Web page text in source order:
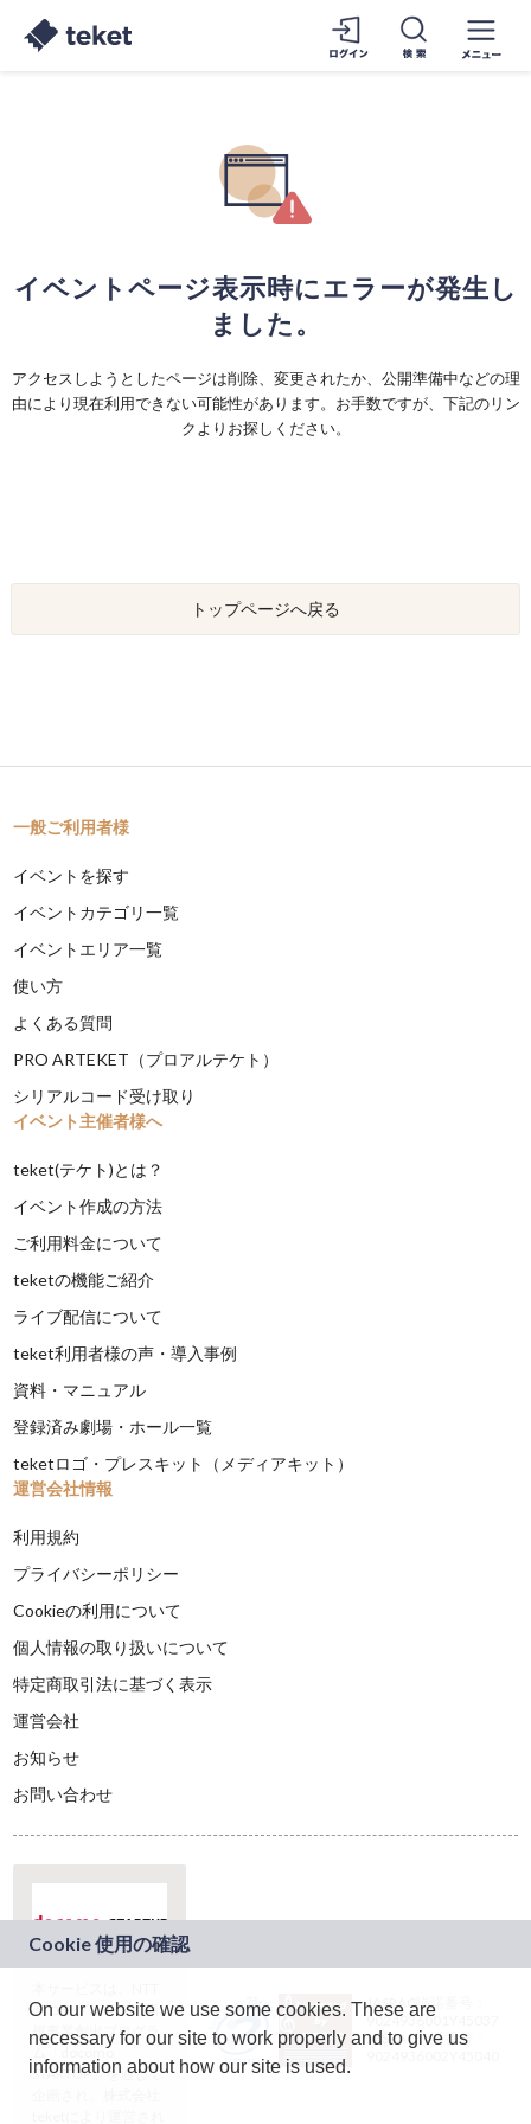
イベントページ表示時にエラーが発生し
ました。
アクセスしようとしたページは削除、変更されたか、公開準備中などの理
由により現在利用できない可能性があります。お手数ですが、下記のリン
クよりお探しください。
トップページへ戻る
一般ご利用者様
イベントを探す
イベントカテゴリ一覧
イベントエリア一覧
使い方
よくある質問
PRO ARTEKET（プロアルテケト）
シリアルコード受け取り
イベント主催者様へ
teket(テケト)とは？
イベント作成の方法
ご利用料金について
teketの機能ご紹介
ライブ配信について
teket利用者様の声・導入事例
資料・マニュアル
登録済み劇場・ホール一覧
teketロゴ・プレスキット（メディアキット）
運営会社情報
利用規約
プライバシーポリシー
Cookieの利用について
個人情報の取り扱いについて
特定商取引法に基づく表示
運営会社
お知らせ
お問い合わせ
ドコモグループの新
規事業創出プログラ
ム「docomo
STARTUP」を通じて
JASRAC許諾番号：
9024936001Y45037
JASRAC許諾番号：
On our website we use some cookies. These are
necessary for our site to work properly and to give us
information about how our site is used.